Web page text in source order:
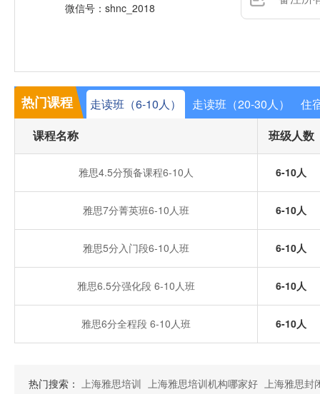
微信号：shnc_2018
热门课程 走读班（6-10人） 走读班（20-30人）
住
课程名称
班级人数
雅思4.5分预备课程6-10人 6-10人
雅思7分菁英班6-10人班 6-10人
雅思5分入门段6-10人班 6-10人
雅思6.5分强化段 6-10人班 6-10人
雅思6分全程段 6-10人班 6-10人
热门搜索： 上海雅思培训 上海雅思培训机构哪家好 上海雅思封